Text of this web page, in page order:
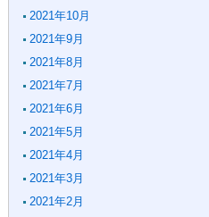
2021年10月
2021年9月
2021年8月
2021年7月
2021年6月
2021年5月
2021年4月
2021年3月
2021年2月